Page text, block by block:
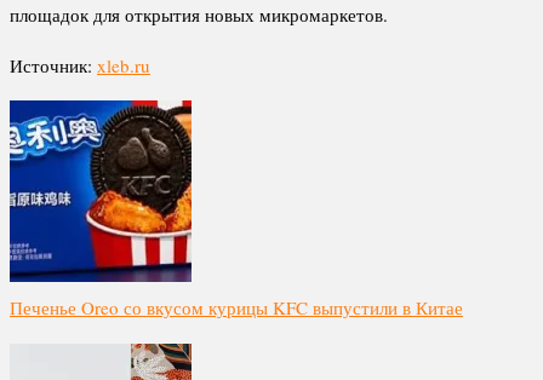
площадок для открытия новых микромаркетов.
Источник: xleb.ru
Печенье Oreo со вкусом курицы KFC выпустили в Китае